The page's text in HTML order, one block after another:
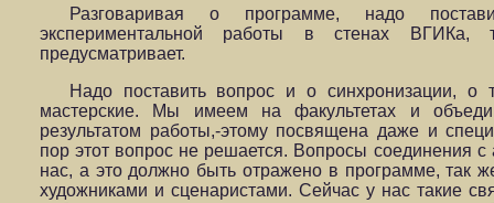
Разговаривая о программе, надо
экспериментальной работы в стенах
предусматривает.
Надо поставить вопрос и о синхронизации,
мастерские. Мы имеем на факультетах и
результатом работы,-этому посвящена даже и
пор этот вопрос не решается. Вопросы соединения
нас, а это должно быть отражено в программе, так
художниками и сценаристами. Сейчас у нас такие